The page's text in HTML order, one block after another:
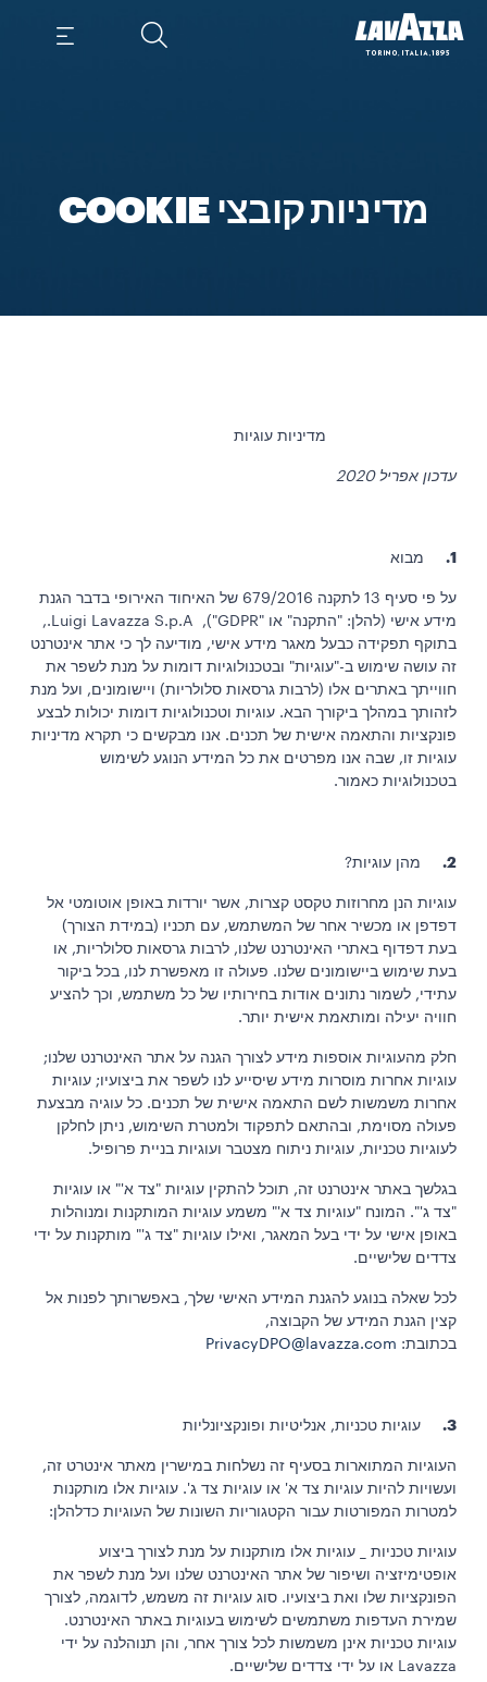
מדיניות קובצי COOKIE
מדיניות עוגיות
עדכון אפריל 2020
1. מבוא
על פי סעיף 13 לתקנה 679/2016 של האיחוד האירופי בדבר הגנת
מידע אישי (להלן: "התקנה" או "GDPR"), Luigi Lavazza S.p.A.,
בתוקף תפקידה כבעל מאגר מידע אישי, מודיעה לך כי אתר אינטרנט
זה עושה שימוש ב-"עוגיות" ובטכנולוגיות דומות על מנת לשפר את
חווייתך באתרים אלו (לרבות גרסאות סלולריות) ויישומונים, ועל מנת
לזהותך במהלך ביקורך הבא. עוגיות וטכנולוגיות דומות יכולות לבצע
פונקציות והתאמה אישית של תכנים. אנו מבקשים כי תקרא מדיניות
עוגיות זו, שבה אנו מפרטים את כל המידע הנוגע לשימוש
בטכנולוגיות כאמור.
2. מהן עוגיות?
עוגיות הנן מחרוזות טקסט קצרות, אשר יורדות באופן אוטומטי אל
דפדפן או מכשיר אחר של המשתמש, עם תכניו (במידת הצורך)
בעת דפדוף באתרי האינטרנט שלנו, לרבות גרסאות סלולריות, או
בעת שימוש ביישומונים שלנו. פעולה זו מאפשרת לנו, בכל ביקור
עתידי, לשמור נתונים אודות בחירותיו של כל משתמש, וכך להציע
חוויה יעילה ומותאמת אישית יותר.
חלק מהעוגיות אוספות מידע לצורך הגנה על אתר האינטרנט שלנו;
עוגיות אחרות מוסרות מידע שיסייע לנו לשפר את ביצועיו; עוגיות
אחרות משמשות לשם התאמה אישית של תכנים. כל עוגיה מבצעת
פעולה מסוימת, ובהתאם לתפקוד ולמטרת השימוש, ניתן לחלקן
לעוגיות טכניות, עוגיות ניתוח מצטבר ועוגיות בניית פרופיל.
בגלשך באתר אינטרנט זה, תוכל להתקין עוגיות "צד א'" או עוגיות
"צד ג'". המונח "עוגיות צד א'" משמע עוגיות המותקנות ומנוהלות
באופן אישי על ידי בעל המאגר, ואילו עוגיות "צד ג'" מותקנות על ידי
צדדים שלישיים.
לכל שאלה בנוגע להגנת המידע האישי שלך, באפשרותך לפנות אל
קצין הגנת המידע של הקבוצה,
בכתובת: PrivacyDPO@lavazza.com
3. עוגיות טכניות, אנליטיות ופונקציונליות
העוגיות המתוארות בסעיף זה נשלחות במישרין מאתר אינטרט זה,
ועשויות להיות עוגיות צד א' או עוגיות צד ג'. עוגיות אלו מותקנות
למטרות המפורטות עבור הקטגוריות השונות של העוגיות כדלהלן:
עוגיות טכניות _ עוגיות אלו מותקנות על מנת לצורך ביצוע
אופטימיזציה ושיפור של אתר האינטרנט שלנו ועל מנת לשפר את
הפונקציות שלו ואת ביצועיו. סוג עוגיות זה משמש, לדוגמה, לצורך
שמירת העדפות משתמשים לשימוש בעוגיות באתר האינטרנט.
עוגיות טכניות אינן משמשות לכל צורך אחר, והן תנוהלנה על ידי
Lavazza או על ידי צדדים שלישיים.